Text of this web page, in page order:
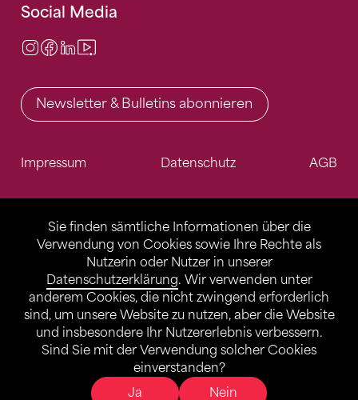
Sie finden sämtliche Informationen über die
Verwendung von Cookies sowie Ihre Rechte als
Nutzerin oder Nutzer in unserer
Datenschutzerklärung. Wir verwenden unter
anderem Cookies, die nicht zwingend erforderlich
sind, um unsere Website zu nutzen, aber die Website
und insbesondere Ihr Nutzererlebnis verbessern.
Sind Sie mit der Verwendung solcher Cookies
einverstanden?
Ja
Nein
Social Media
Instagram
Facebook
LinkedIn
Newsletter & Bulletins abonnieren
Impressum Datenschutz AGB